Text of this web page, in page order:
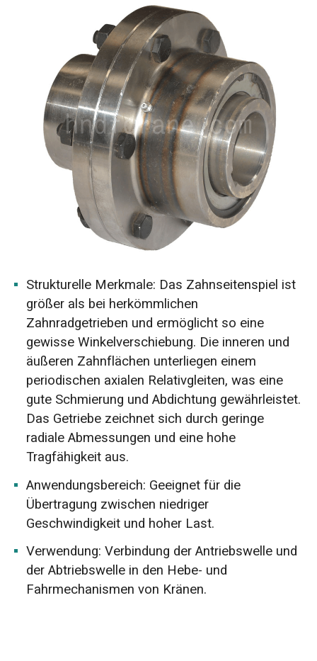
Strukturelle Merkmale: Das Zahnseitenspiel ist
größer als bei herkömmlichen
Zahnradgetrieben und ermöglicht so eine
gewisse Winkelverschiebung. Die inneren und
äußeren Zahnflächen unterliegen einem
periodischen axialen Relativgleiten, was eine
gute Schmierung und Abdichtung gewährleistet.
Das Getriebe zeichnet sich durch geringe
radiale Abmessungen und eine hohe
Tragfähigkeit aus.
Anwendungsbereich: Geeignet für die
Übertragung zwischen niedriger
Geschwindigkeit und hoher Last.
Verwendung: Verbindung der Antriebswelle und
der Abtriebswelle in den Hebe- und
Fahrmechanismen von Kränen.